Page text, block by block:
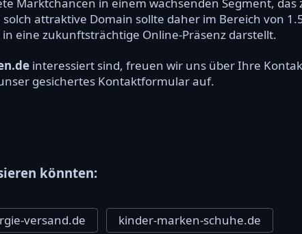
Marktchancen in einem wachsenden Segment, das
attraktive Domain sollte daher im Bereich von
eine zukunftsträchtige Online-Präsenz darstellt.
interessiert sind, freuen wir uns über Ihre
gesichertes Kontaktformular auf.
könnten:
versand.de kinder-marken-schuhe.de